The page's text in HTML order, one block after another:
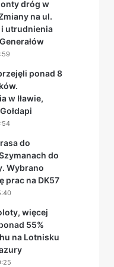
dróg w
na ul.
utrudnienia
ponad 8
w Iławie,
do
do
Wybrano
prac na DK57
więcej
55%
na Lotnisku